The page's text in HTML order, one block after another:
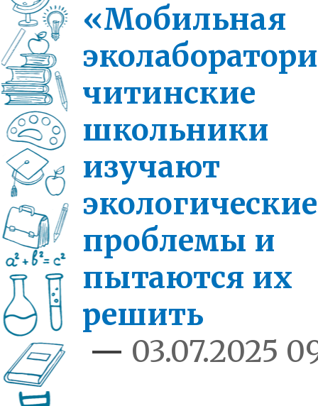
«Мобильная
читинские
школьники
изучают
экологические
проблемы и
пытаются их
решить
— 03.07.2025